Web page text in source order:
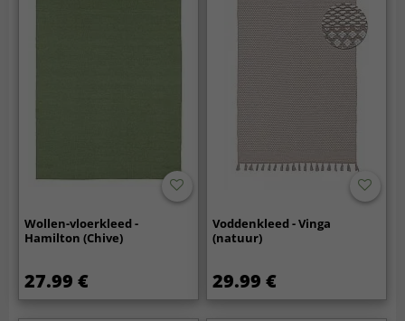
Wollen-vloerkleed -
Hamilton (Chive)
27.99 €
Voddenkleed - Vinga
(natuur)
29.99 €